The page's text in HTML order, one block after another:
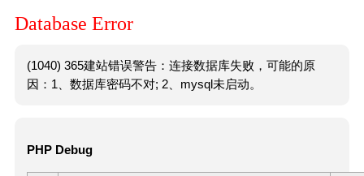
Database Error
(1040) 365建站错误警告：连接数据库失败，可能的原
因：1、数据库密码不对; 2、mysql未启动。
PHP Debug